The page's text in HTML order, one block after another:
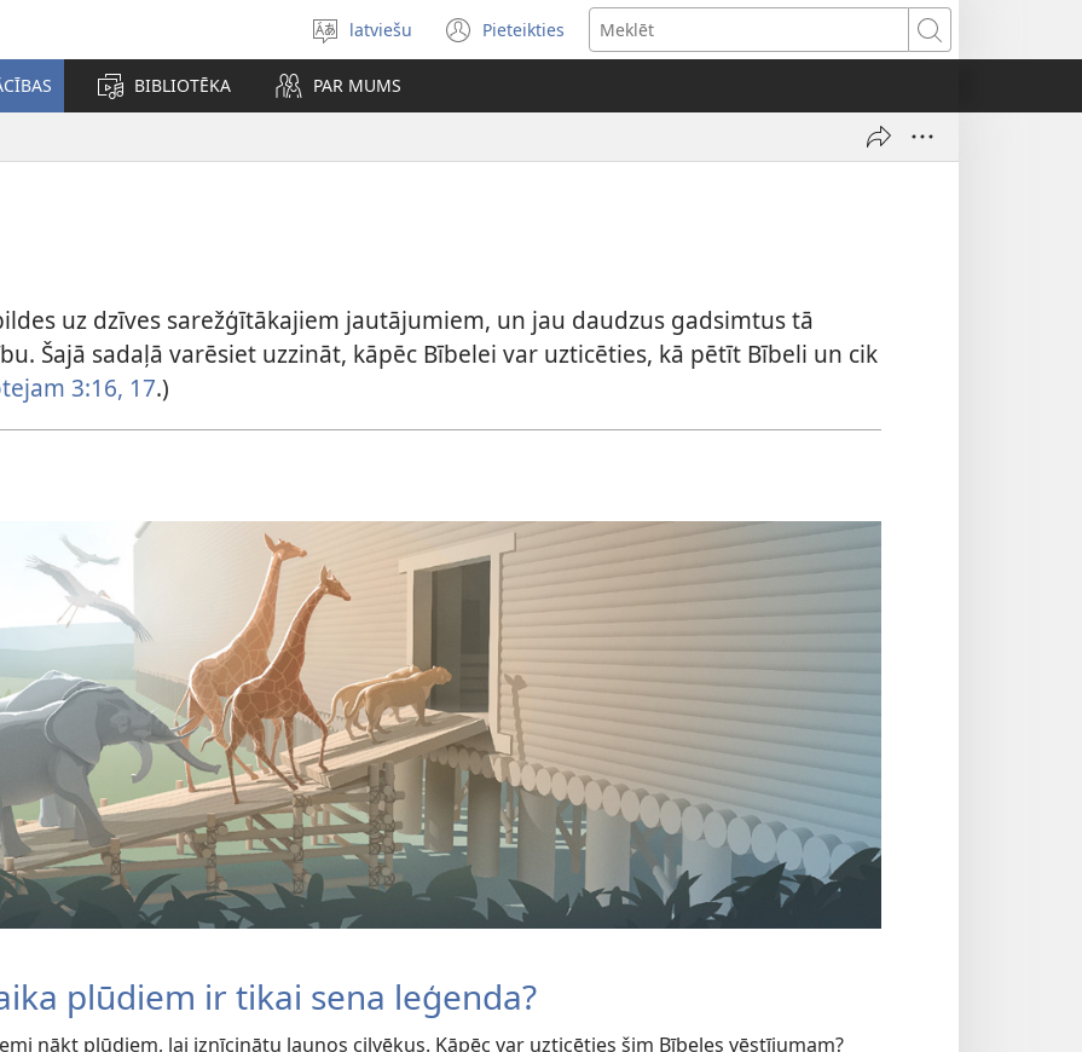
Izvēlieties
valodu
latviešu Pieteikties
(opens
new
Meklēt
BIBLIOTĒKA PAR MUMS
uz dzīves sarežģītākajiem jautājumiem, un jau daudzus gadsimtus tā
Šajā sadaļā varēsiet uzzināt, kāpēc Bībelei var uzticēties, kā pētīt Bībeli un cik
3:16, 17.)
plūdiem ir tikai sena leģenda?
nākt plūdiem, lai iznīcinātu ļaunos cilvēkus. Kāpēc var uzticēties šim Bībeles vēstījumam?